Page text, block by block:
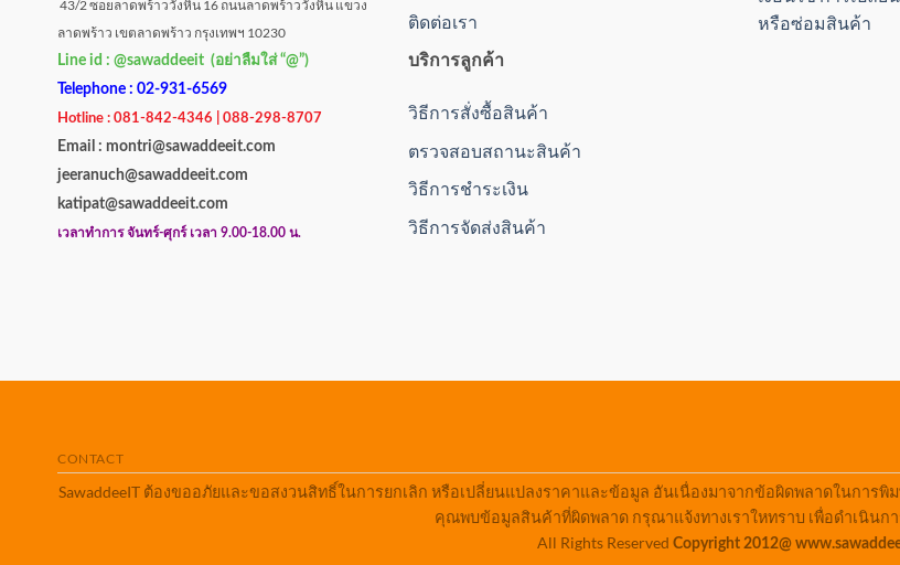
43/2 ซอยลาดพร้าววังหิน 16 ถนนลาดพร้าววังหิน แขวง
ลาดพร้าว เขตลาดพร้าว กรุงเทพฯ 10230
Line id : @sawaddeeit (อย่าลืมใส่ “@”)
Telephone : 02-931-6569
Hotline : 081-842-4346 | 088-298-8707
Email : montri@sawaddeeit.com
jeeranuch@sawaddeeit.com
katipat@sawaddeeit.com
เวลาทำการ จันทร์-ศุกร์ เวลา 9.00-18.00 น.
ติดต่อเรา
บริการลูกค้า
วิธีการสั่งซื้อสินค้า
ตรวจสอบสถานะสินค้า
วิธีการชำระเงิน
วิธีการจัดส่งสินค้า
หรือซ่อมสินค้า
CONTACT
SawaddeeIT ต้องขออภัยและขอสงวนสิทธิ์ในการยกเลิก หรือเปลี่ยนแปลงราคาและข้อมูล อันเนื่องมาจากข้อผิดพลาดในกา
คุณพบข้อมูลสินค้าที่ผิดพลาด กรุณาแจ้งทางเราใหทราบ เพื่อดำเนินก
All Rights Reserved Copyright 2012@